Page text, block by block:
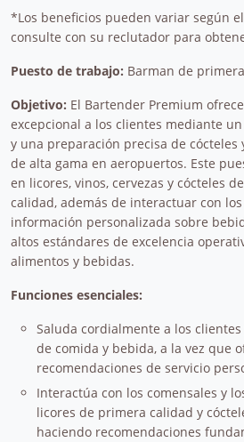
*Los beneficios pueden variar según
consulte con su reclutador para
Puesto de trabajo: Barman de
Objetivo: El Bartender Premium
excepcional a los clientes mediante
y una preparación precisa de
de alta gama en aeropuertos. Este
en licores, vinos, cervezas y cócteles
calidad, además de interactuar con
información personalizada sobre
altos estándares de excelencia
alimentos y bebidas.
Funciones esenciales:
Saluda cordialmente a los
de comida y bebida, a la vez que
recomendaciones de servicio
Interactúa con los comensales y
licores de primera calidad y
haciendo recomendaciones